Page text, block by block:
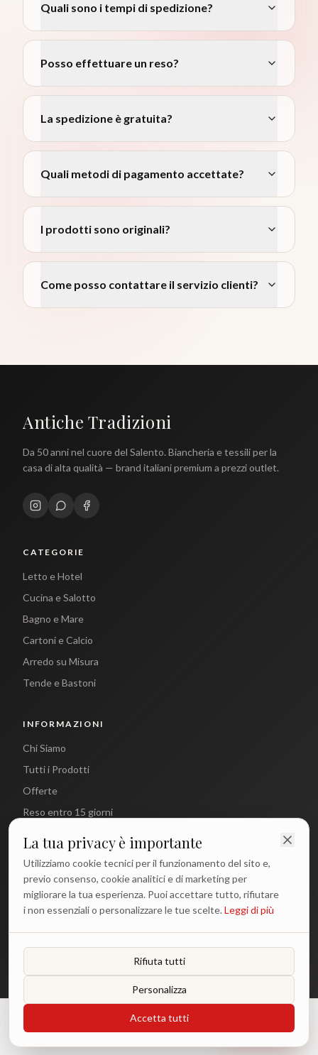
Quali sono i tempi di spedizione?
Posso effettuare un reso?
La spedizione è gratuita?
Quali metodi di pagamento accettate?
I prodotti sono originali?
Come posso contattare il servizio clienti?
34.90
Antiche Tradizioni
Da 50 anni nel cuore del Salento. Biancheria e tessili per la
casa di alta qualità — brand italiani premium a prezzi outlet.
CATEGORIE
Letto e Hotel
Cucina e Salotto
Bagno e Mare
Cartoni e Calcio
Arredo su Misura
Tende e Bastoni
INFORMAZIONI
Chi Siamo
Tutti i Prodotti
Offerte
Reso entro 15 giorni
CONTATTI
info@antichetradizioni.it
+39 329 617 1194
Lun - Ven: 9:00 - 18:00
Antiche Tradizioni. Tutti i diritti riservati.
La tua privacy è importante
Utilizziamo cookie tecnici per il funzionamento del sito e,
previo consenso, cookie analitici e di marketing per
migliorare la tua esperienza. Puoi accettare tutto, rifiutare
i non essenziali o personalizzare le tue scelte.Leggi di più
Rifiuta tutti
Personalizza
Accetta tutti